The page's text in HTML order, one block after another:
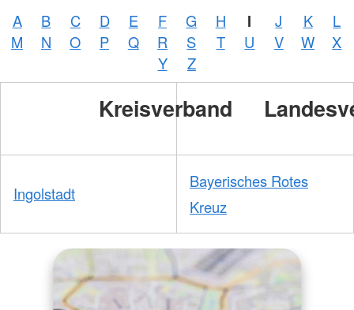
A B C D E F G H I J K
L
M
N O P Q R S T U V W
X
Y
Z
Kreisverband
Ingolstadt
Bayerisches Rotes
Kreuz